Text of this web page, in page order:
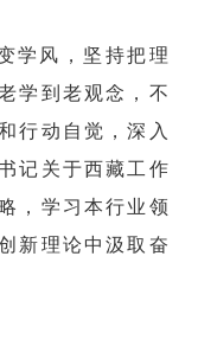
学风，坚持把理
学到老观念，不
行动自觉，深入
记关于西藏工作
，学习本行业领
新理论中汲取奋